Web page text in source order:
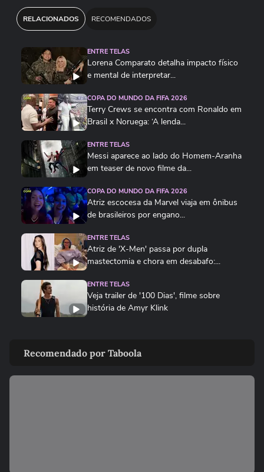
RELACIONADOS RECOMENDADOS
ENTRE TELAS
Lorena Comparato detalha impacto físico
e mental de interpretar...
COPA DO MUNDO DA FIFA 2026
Terry Crews se encontra com Ronaldo em
Brasil x Noruega: ‘A lenda...
ENTRE TELAS
Messi aparece ao lado do Homem-Aranha
em teaser de novo filme da...
COPA DO MUNDO DA FIFA 2026
Atriz escocesa da Marvel viaja em ônibus
de brasileiros por engano...
ENTRE TELAS
Atriz de 'X-Men' passa por dupla
mastectomia e chora em desabafo:...
ENTRE TELAS
Veja trailer de '100 Dias', filme sobre
história de Amyr Klink
00:51
cinemas neste mês
ENTRE TELAS
Recomendado por Taboola